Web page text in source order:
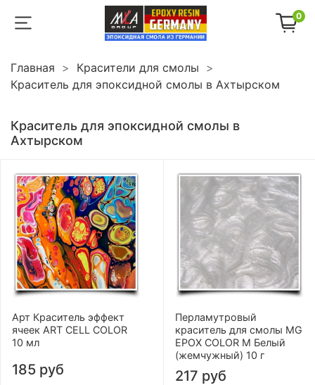
0
Главная
Красители для смолы
Краситель для эпоксидной смолы в Ахтырском
Краситель для эпоксидной смолы в
Ахтырском
Арт Краситель эффект
ячеек ART CELL COLOR
10 мл
185 руб
Перламутровый
краситель для смолы MG
EPOX COLOR M Белый
(жемчужный) 10 г
217 руб